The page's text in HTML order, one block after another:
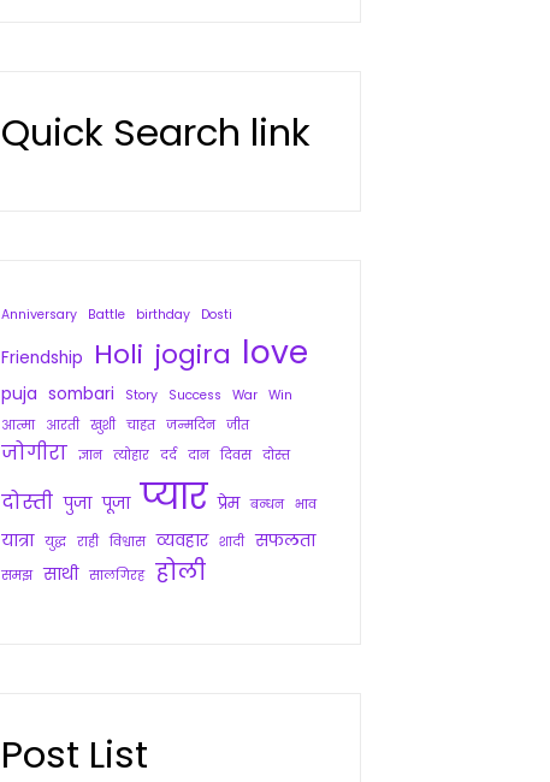
Quick Search link
Anniversary Battle birthday Dosti
Friendship Holi jogira love
puja sombari Story Success War
Win
आत्मा
आरती खुशी चाहत जन्मदिन जीत
जोगीरा ज्ञान त्योहार दर्द दान दिवस दोस्त
दोस्ती पुजा पूजा प्यार प्रेम बन्धन भाव
यात्रा युद्ध राही विश्वास व्यवहार शादी सफलता
समझ साथी सालगिरह होली
Post List